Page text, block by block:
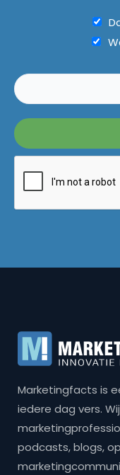
Marketingfacts is
iedere dag vers.
podcasts, blogs,